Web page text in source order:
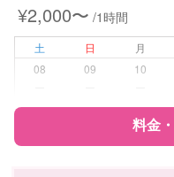
対応可能/特徴
¥2,000〜 /1時間
土 日 月
08
09 10
料金